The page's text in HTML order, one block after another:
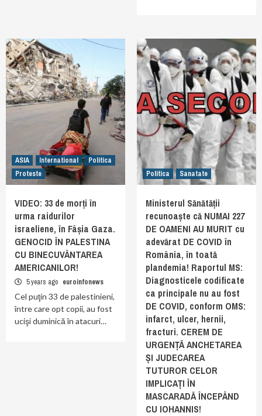
ASIA International
Politica
Proteste
VIDEO: 33 de morți în
urma raidurilor
israeliene, în Fâșia Gaza.
GENOCID ÎN PALESTINA
CU BINECUVÂNTAREA
AMERICANILOR!
5 years ago euroinfonews
Cel puţin 33 de palestinieni,
între care opt copii, au fost
ucişi duminică în atacuri…
Politica Sanatate
Ministerul Sănătății
recunoaște că NUMAI 227
DE OAMENI AU MURIT cu
adevărat DE COVID în
România, în toată
plandemia! Raportul MS:
Diagnosticele codificate
ca principale nu au fost
DE COVID, conform OMS:
infarct, ulcer, hernii,
fracturi. CEREM DE
URGENȚĂ ANCHETAREA
ȘI JUDECAREA
TUTUROR CELOR
IMPLICAȚI ÎN
MASCARADĂ ÎNCEPÂND
CU IOHANNIS!